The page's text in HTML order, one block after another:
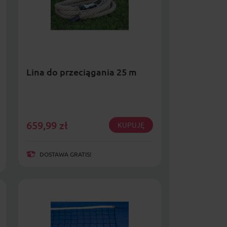
Lina do przeciągania 25 m
659,99 zł KUPUJĘ
DOSTAWA GRATIS!